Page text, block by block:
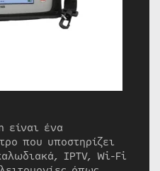
είναι ένα
που υποστηρίζει
IPTV, Wi-Fi